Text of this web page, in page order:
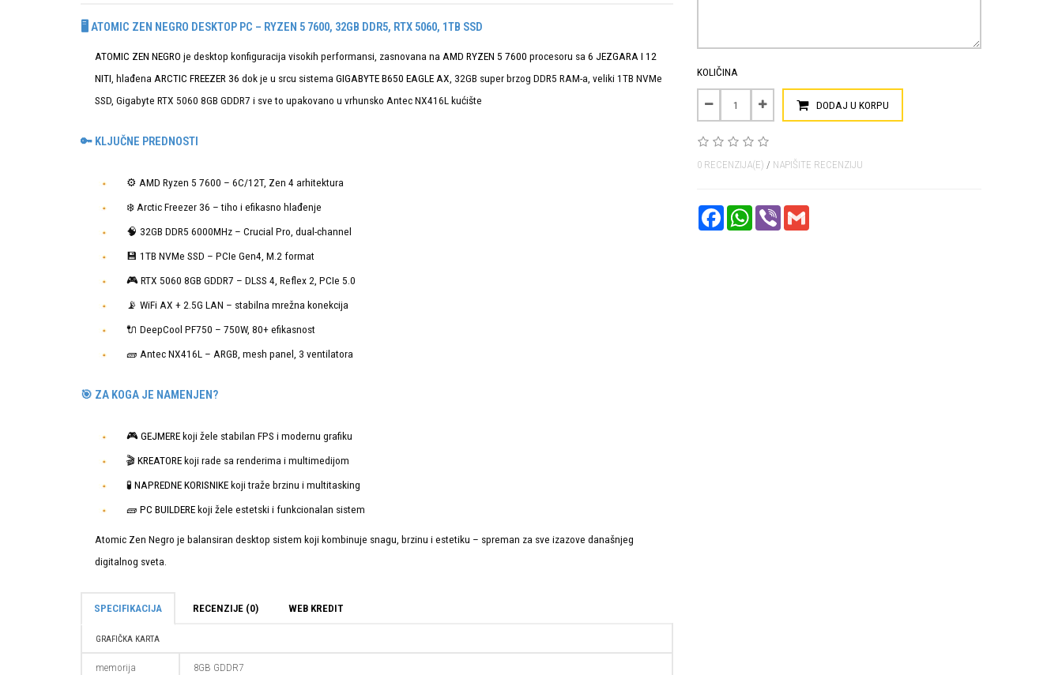
🖥️ ATOMIC ZEN NEGRO DESKTOP PC – RYZEN 5 7600, 32GB DDR5, RTX 5060, 1TB SSD
ATOMIC ZEN NEGRO je desktop konfiguracija visokih performansi, zasnovana naAMD RYZEN 5 7600 procesoru sa6 JEZGARA I 12
NITI, hlađenaARCTIC FREEZER 36 dok je u srcu sistemaGIGABYTE B650 EAGLE AX, 32GB super brzog DDR5 RAM-a, veliki 1TB NVMe
SSD, Gigabyte RTX 5060 8GB GDDR7 i sve to upakovano u vrhunsko Antec NX416L kućište
🔑 KLJUČNE PREDNOSTI
⚙️ AMD Ryzen 5 7600 – 6C/12T, Zen 4 arhitektura
❄️ Arctic Freezer 36 – tiho i efikasno hlađenje
🧠 32GB DDR5 6000MHz – Crucial Pro, dual-channel
💾 1TB NVMe SSD – PCIe Gen4, M.2 format
🎮 RTX 5060 8GB GDDR7 – DLSS 4, Reflex 2, PCIe 5.0
📡 WiFi AX + 2.5G LAN – stabilna mrežna konekcija
🔌 DeepCool PF750 – 750W, 80+ efikasnost
🧱 Antec NX416L – ARGB, mesh panel, 3 ventilatora
🎯 ZA KOGA JE NAMENJEN?
🎮GEJMEREkoji žele stabilan FPS i modernu grafiku
🎬KREATOREkoji rade sa renderima i multimedijom
🧪 NAPREDNE KORISNIKEkoji traže brzinu i multitasking
🧱 PC BUILDEREkoji žele estetski i funkcionalan sistem
Atomic Zen Negro je balansiran desktop sistem koji kombinuje snagu, brzinu i estetiku – spreman za sve izazove današnjeg
digitalnog sveta.
SPECIFIKACIJA RECENZIJE (0) WEB KREDIT
GRAFIČKA KARTA
memorija 8GB GDDR7
KOLIČINA
DODAJ U KORPU
0 RECENZIJA(E) / NAPIŠITE RECENZIJU
FACEBOOKWHATSAPP
VIBER